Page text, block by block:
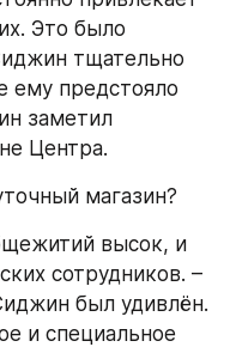
Это было
тщательно
ему предстояло
заметил
Центра.
магазин?
высок, и
сотрудников. –
был удивлён.
и специальное